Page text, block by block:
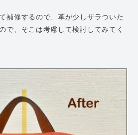
補修するので、革が少しザラついた
で、そこは考慮して検討してみてく